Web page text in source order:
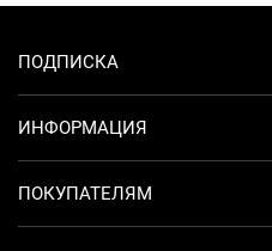
ПОДПИСКА
ИНФОРМАЦИЯ
ПОКУПАТЕЛЯМ